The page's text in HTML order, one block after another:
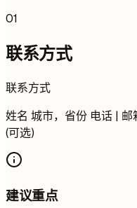
01
联系方式
联系方式
姓名 城市，省份 电话 |
(可选)
建议重点